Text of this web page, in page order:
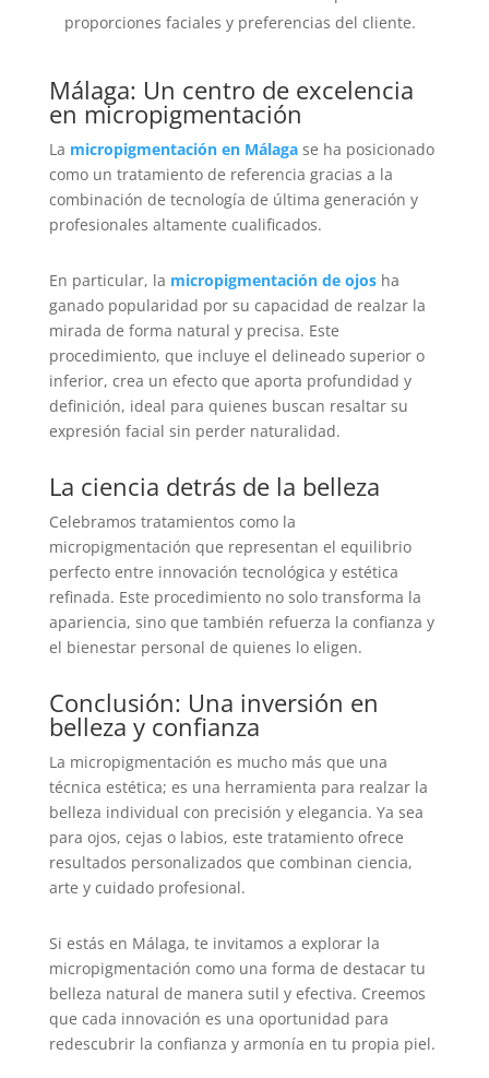
proporciones faciales y preferencias del cliente.
Málaga: Un centro de excelencia
en micropigmentación
La micropigmentación en Málagase ha posicionado
como un tratamiento de referencia gracias a la
combinación de tecnología de última generación y
profesionales altamente cualificados.
En particular, la micropigmentación de ojosha
ganado popularidad por su capacidad de realzar la
mirada de forma natural y precisa. Este
procedimiento, que incluye el delineado superior o
inferior, crea un efecto que aporta profundidad y
definición, ideal para quienes buscan resaltar su
expresión facial sin perder naturalidad.
La ciencia detrás de la belleza
Celebramos tratamientos como la
micropigmentación que representan el equilibrio
perfecto entre innovación tecnológica y estética
refinada. Este procedimiento no solo transforma la
apariencia, sino que también refuerza la confianza y
el bienestar personal de quienes lo eligen.
Conclusión: Una inversión en
belleza y confianza
La micropigmentación es mucho más que una
técnica estética; es una herramienta para realzar la
belleza individual con precisión y elegancia. Ya sea
para ojos, cejas o labios, este tratamiento ofrece
resultados personalizados que combinan ciencia,
arte y cuidado profesional.
Si estás en Málaga, te invitamos a explorar la
micropigmentación como una forma de destacar tu
belleza natural de manera sutil y efectiva. Creemos
que cada innovación es una oportunidad para
redescubrir la confianza y armonía en tu propia piel.